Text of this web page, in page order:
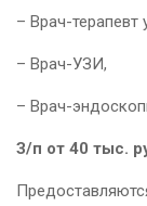
– Врач-терапевт
– Врач-УЗИ,
– Врач-
З/п от 40 тыс.